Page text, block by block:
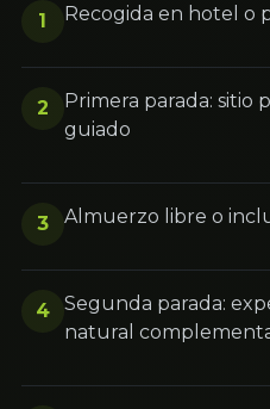
1 Recogida en hotel o
2
Primera parada: sitio
guiado
3 Almuerzo libre o
4
Segunda parada:
natural